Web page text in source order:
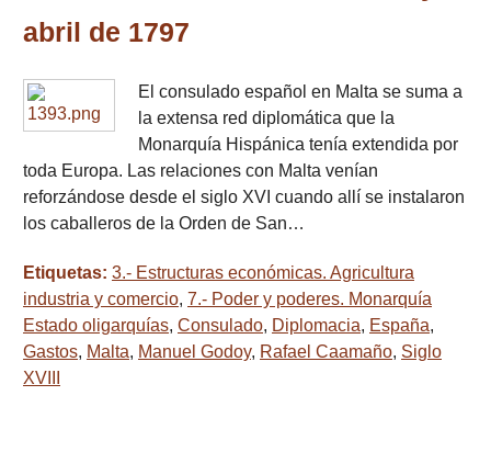
abril de 1797
El consulado español en Malta se suma a
la extensa red diplomática que la
Monarquía Hispánica tenía extendida por
toda Europa. Las relaciones con Malta venían
reforzándose desde el siglo XVI cuando allí se instalaron
los caballeros de la Orden de San…
Etiquetas: 3.- Estructuras económicas. Agricultura
industria y comercio, 7.- Poder y poderes. Monarquía
Estado oligarquías, Consulado, Diplomacia, España,
Gastos, Malta, Manuel Godoy, Rafael Caamaño, Siglo
XVIII